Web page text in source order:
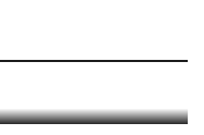
por robar en